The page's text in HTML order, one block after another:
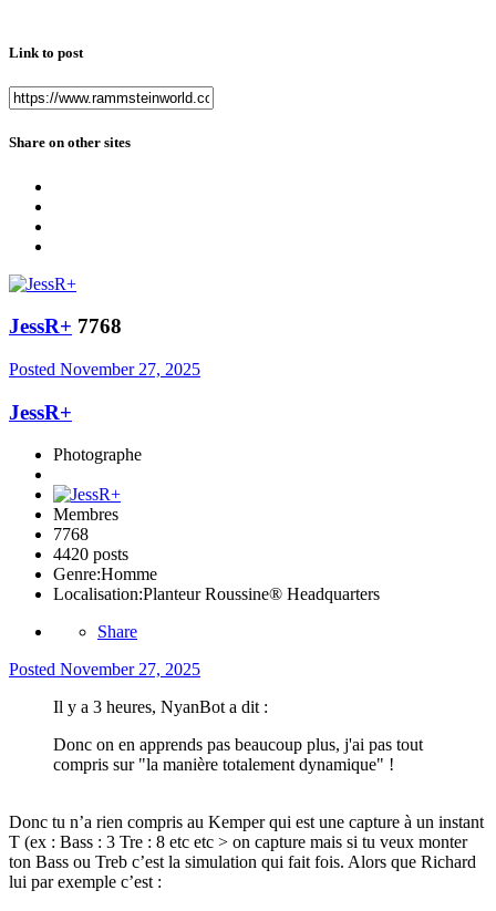
Link to post
Share on other sites
JessR+ 7768
Posted November 27, 2025
JessR+
Photographe
Membres
7768
4420 posts
Genre:Homme
Localisation:Planteur Roussine® Headquarters
Share
Posted November 27, 2025
Il y a 3 heures, NyanBot a dit :
Donc on en apprends pas beaucoup plus, j'ai pas tout
compris sur "la manière totalement dynamique" !
Donc tu n’a rien compris au Kemper qui est une capture à un instant
T (ex : Bass : 3 Tre : 8 etc etc > on capture mais si tu veux monter
ton Bass ou Treb c’est la simulation qui fait fois. Alors que Richard
lui par exemple c’est :